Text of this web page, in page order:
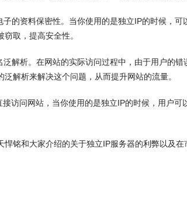
资料保密性。当你使用的是独立IP的时候，可
取，提高安全性。
析。在网站的实际访问过程中，由于用户的错
泛解析来解决这个问题，从而提升网站的流量。
问网站，当你使用的是独立IP的时候，用户可
和大家介绍的关于独立IP服务器的利弊以及在